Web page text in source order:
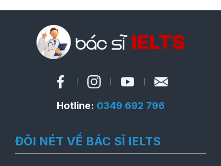
Hotline: 0349 692 796
ĐÔI NÉT VỀ BÁC SĨ IELTS